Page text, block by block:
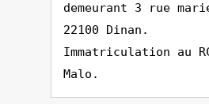
demeurant 3 rue
22100 Dinan.
Immatriculation au
Malo.